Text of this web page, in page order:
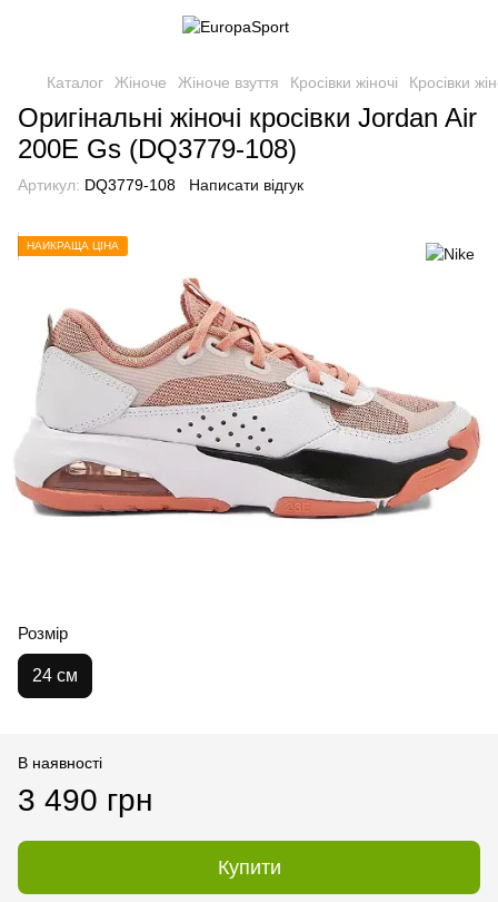
Каталог Жіноче Жіноче взуття Кросівки жіночі Кросівки
Оригінальні жіночі кросівки Jordan Air
200E Gs (DQ3779-108)
Артикул: DQ3779-108 Написати відгук
НАЙКРАЩА ЦІНА
Розмір
24 см
В наявності
3 490 грн
Купити